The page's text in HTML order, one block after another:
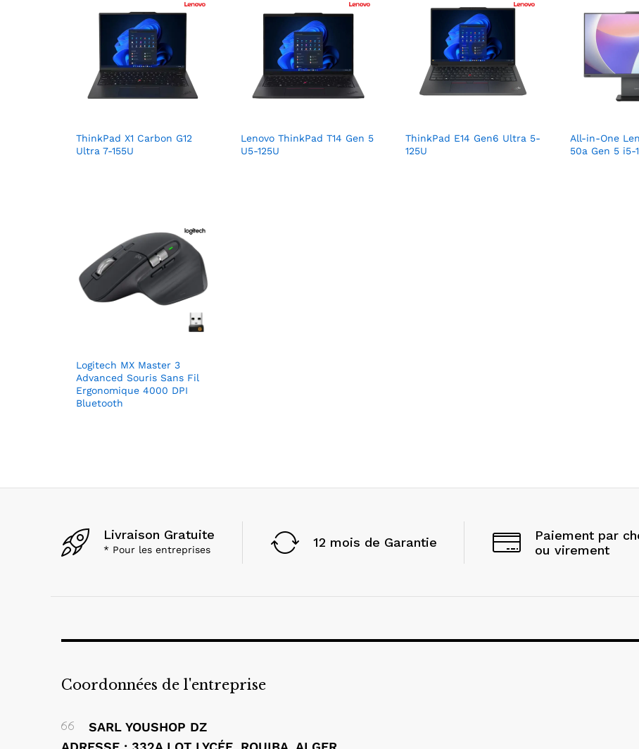
ThinkPad X1 Carbon G12
Ultra 7-155U
Lenovo ThinkPad T14 Gen 5
U5-125U
ThinkPad E14 Gen6 Ultra 5-
125U
All-in-One
50a Gen 5 i5-
Logitech MX Master 3
Advanced Souris Sans Fil
Ergonomique 4000 DPI
Bluetooth
Livraison Gratuite
* Pour les entreprises 12 mois de Garantie
Paiement par
ou virement
Coordonnées de l'entreprise
SARL YOUSHOP DZ